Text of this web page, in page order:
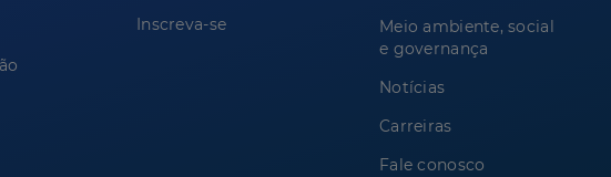
Inscreva-se
Meio ambiente, social
e governança
Notícias
Carreiras
Fale conosco